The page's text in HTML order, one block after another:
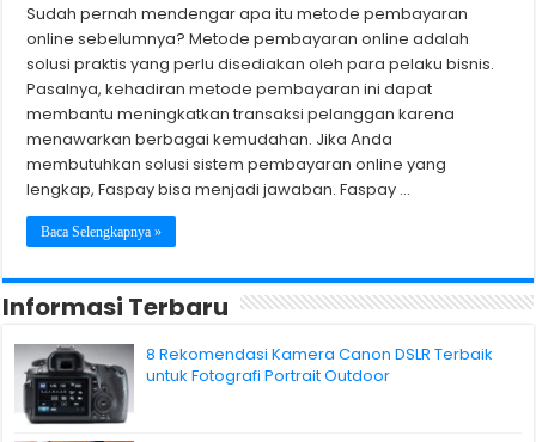
Sudah pernah mendengar apa itu metode pembayaran
online sebelumnya? Metode pembayaran online adalah
solusi praktis yang perlu disediakan oleh para pelaku bisnis.
Pasalnya, kehadiran metode pembayaran ini dapat
membantu meningkatkan transaksi pelanggan karena
menawarkan berbagai kemudahan. Jika Anda
membutuhkan solusi sistem pembayaran online yang
lengkap, Faspay bisa menjadi jawaban. Faspay …
Baca Selengkapnya »
Informasi Terbaru
8 Rekomendasi Kamera Canon DSLR Terbaik
untuk Fotografi Portrait Outdoor